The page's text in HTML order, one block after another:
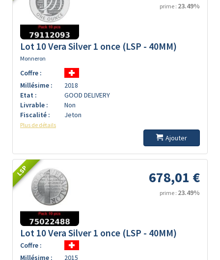
prime : 23.49%
Lot 10 Vera Silver 1 once (LSP - 40MM)
Monneron
Coffre :
Millésime :
2018
Etat :
GOOD DELIVERY
Livrable :
Non
Fiscalité :
Jeton
Plus de détails
Ajouter
LSP 678,01 €
prime : 23.49%
Lot 10 Vera Silver 1 once (LSP - 40MM)
Coffre :
Millésime :
2015